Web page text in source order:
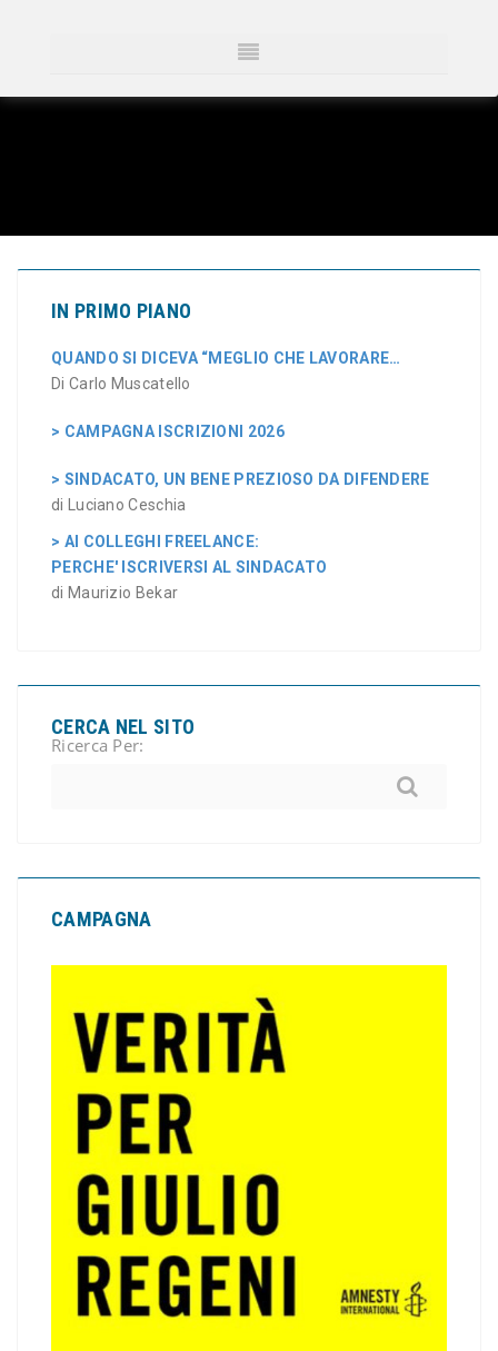
IN PRIMO PIANO
QUANDO SI DICEVA “MEGLIO CHE LAVORARE…
Di Carlo Muscatello
> CAMPAGNA ISCRIZIONI 2026
> SINDACATO, UN BENE PREZIOSO DA DIFENDERE
di Luciano Ceschia
> AI COLLEGHI FREELANCE:
PERCHE' ISCRIVERSI AL SINDACATO
di Maurizio Bekar
CERCA NEL SITO
Ricerca Per:
CAMPAGNA